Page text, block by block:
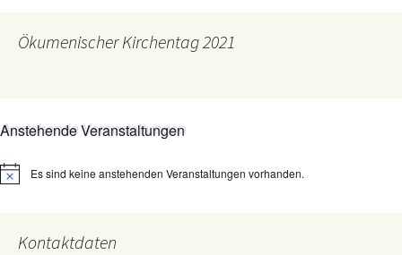
Ökumenischer Kirchentag 2021
Anstehende Veranstaltungen
HinweisEs sind keine anstehenden Veranstaltungen vorhanden.
Kontaktdaten